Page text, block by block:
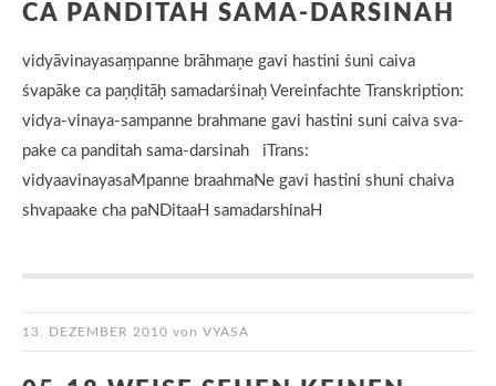
CA PANDITAH SAMA-DARSINAH
vidyāvinayasaṃpanne brāhmaṇe gavi hastini śuni caiva
śvapāke ca paṇḍitāḥ samadarśinaḥ Vereinfachte Transkription:
vidya-vinaya-sampanne brahmane gavi hastini suni caiva sva-
pake ca panditah sama-darsinah iTrans:
vidyaavinayasaMpanne braahmaNe gavi hastini shuni chaiva
shvapaake cha paNDitaaH samadarshinaH
13. DEZEMBER 2010 von VYASA